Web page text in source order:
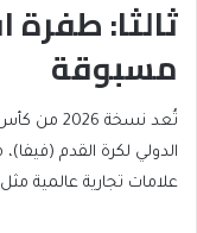
ثالثا: طفرة
مسبوقة
تُعد نسخة
الدولي لكرة القدم
علامات تجارية عالمية